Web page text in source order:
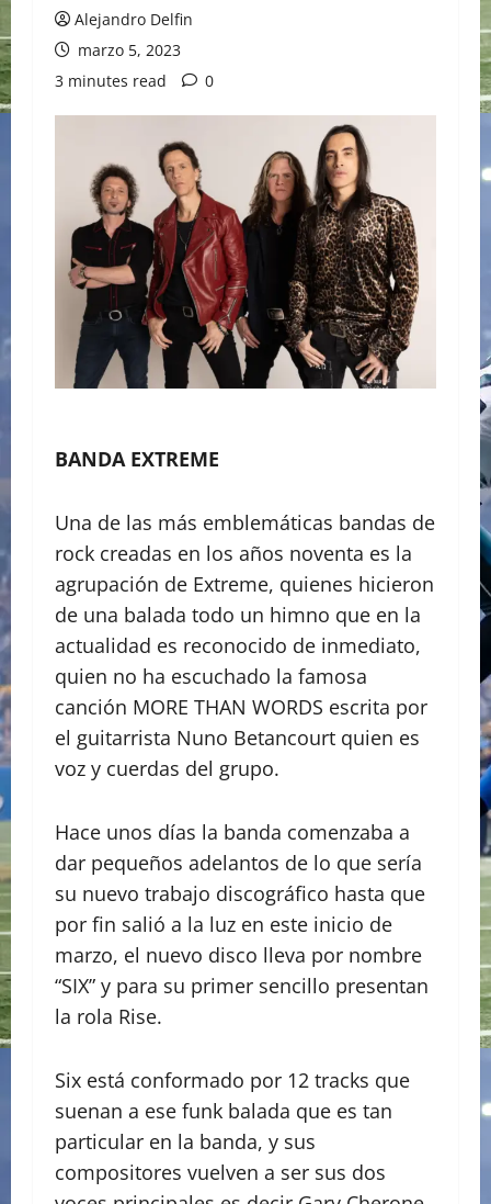
Alejandro Delfin
marzo 5, 2023
3 minutes read
0
BANDA EXTREME
Una de las más emblemáticas bandas de
rock creadas en los años noventa es la
agrupación de Extreme, quienes hicieron
de una balada todo un himno que en la
actualidad es reconocido de inmediato,
quien no ha escuchado la famosa
canción MORE THAN WORDS escrita por
el guitarrista Nuno Betancourt quien es
voz y cuerdas del grupo.
Hace unos días la banda comenzaba a
dar pequeños adelantos de lo que sería
su nuevo trabajo discográfico hasta que
por fin salió a la luz en este inicio de
marzo, el nuevo disco lleva por nombre
“SIX” y para su primer sencillo presentan
la rola Rise.
Six está conformado por 12 tracks que
suenan a ese funk balada que es tan
particular en la banda, y sus
compositores vuelven a ser sus dos